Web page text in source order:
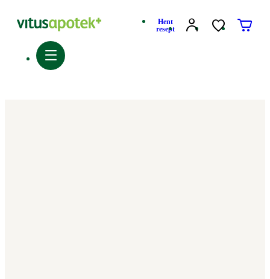
Hent
resept